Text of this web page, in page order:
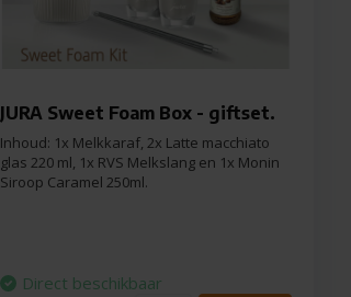
JURA Sweet Foam Box - giftset.
Inhoud: 1x Melkkaraf, 2x Latte macchiato
glas 220 ml, 1x RVS Melkslang en 1x Monin
Siroop Caramel 250ml.
Direct beschikbaar